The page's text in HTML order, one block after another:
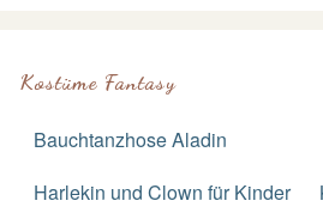
Kostüme Fantasy
Bauchtanzhose Aladin
Harlekin und Clown für Kinder